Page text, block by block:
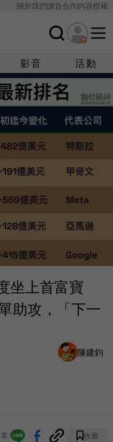
關於我們廣告合作內容授權
影音 活動
坐上首富寶
助攻，「下一
陳建鈞
收藏